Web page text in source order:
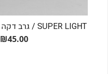
SUPER LIGHT / גרב דקה | שני זוגות במארז
₪45.00